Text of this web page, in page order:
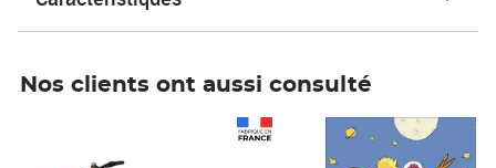
Nos clients ont aussi consulté
Prix 7,50€